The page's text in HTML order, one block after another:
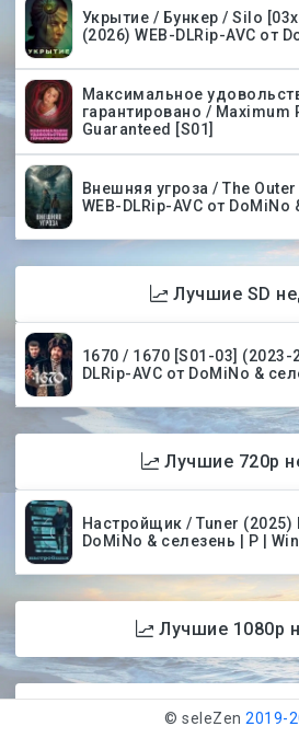
Укрытие / Бункер / Silo
(2026) WEB-DLRip-AVC от
Максимальное
гарантировано / Maximum
Guaranteed [S01]
Внешняя угроза / The
WEB-DLRip-AVC от DoMiNo
Лучшие SD
1670 / 1670 [S01-03] (2023-
DLRip-AVC от DoMiNo &
Лучшие 720p
Настройщик / Tuner (2025)
DoMiNo & селезень | P |
Лучшие 1080p
Лучшие 4K
© seleZen2019-